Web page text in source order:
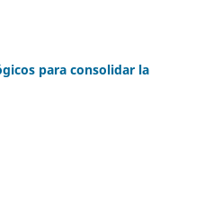
para consolidar la